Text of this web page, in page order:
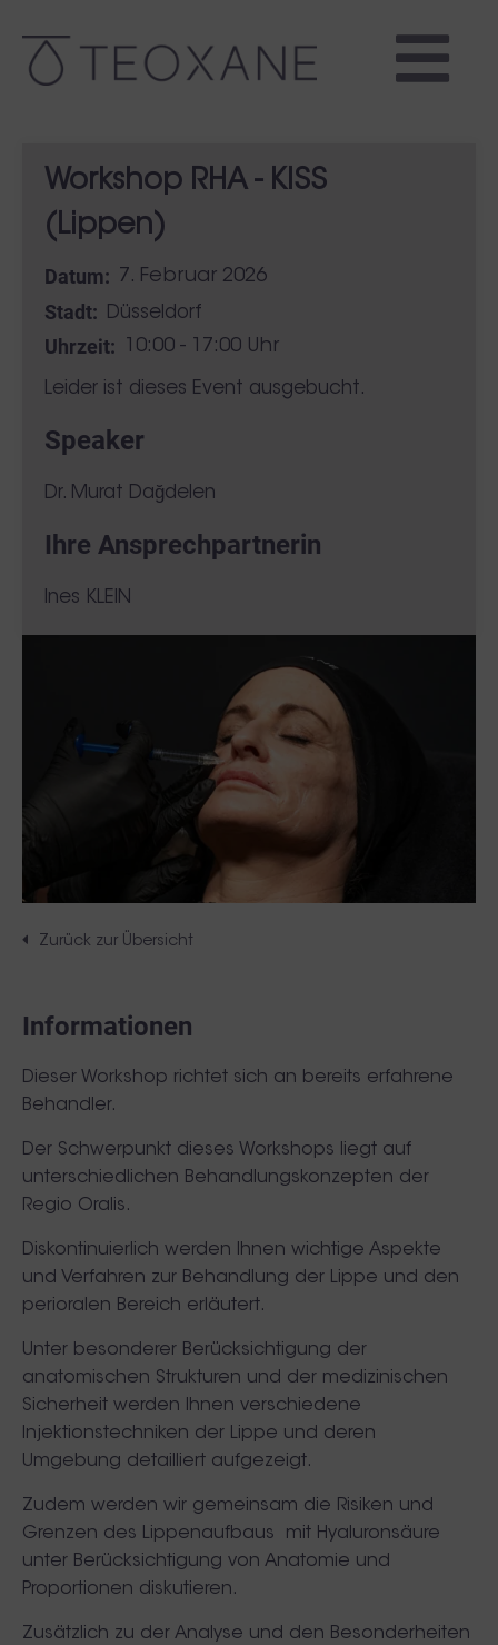
Zurück zur Übersicht
Informationen
Dieser Workshop richtet sich an bereits erfahrene
Behandler.
Der Schwerpunkt dieses Workshops liegt auf
unterschiedlichen Behandlungskonzepten der
Regio Oralis.
Diskontinuierlich werden Ihnen wichtige Aspekte
und Verfahren zur Behandlung der Lippe und den
perioralen Bereich erläutert.
Unter besonderer Berücksichtigung der
anatomischen Strukturen und der medizinischen
Sicherheit werden Ihnen verschiedene
Injektionstechniken der Lippe und deren
Umgebung detailliert aufgezeigt.
Zudem werden wir gemeinsam die Risiken und
Grenzen des Lippenaufbaus mit Hyaluronsäure
unter Berücksichtigung von Anatomie und
Proportionen diskutieren.
Zusätzlich zu der Analyse und den Besonderheiten
Workshop RHA - KISS
(Lippen)
Datum: 7. Februar 2026
Stadt: Düsseldorf
Uhrzeit: 10:00 - 17:00 Uhr
Leider ist dieses Event ausgebucht.
Speaker
Dr. Murat Dağdelen
Ihre Ansprechpartnerin
Ines KLEIN